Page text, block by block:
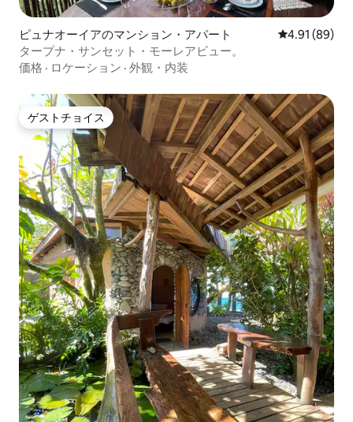
ピュナオーイアのマンション・アパート レビュー89
4.91 (89)
タープナ・サンセット・モーレアビュー。
価格 · ロケーション · 外観・内装
ゲストチョイス
ゲストチョイス